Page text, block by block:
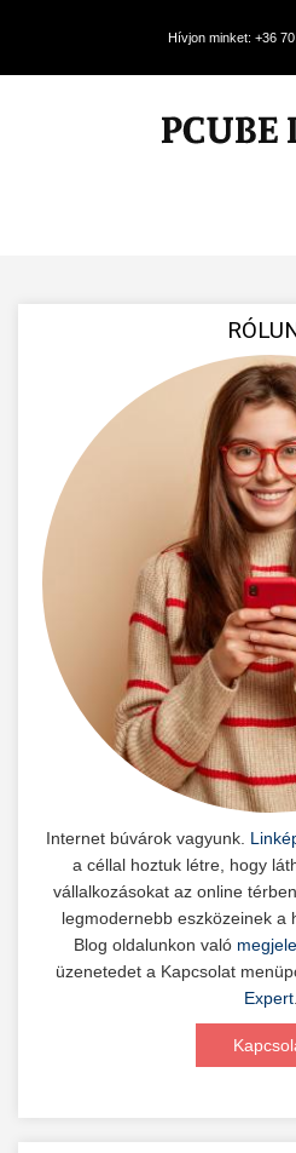
Hívjon minket: +36
Internet búvárok vagyunk.
a céllal hoztuk létre, hogy
vállalkozásokat az online
legmodernebb eszközeinek a
Blog oldalunkon való
üzenetedet a Kapcsolat
Expert.